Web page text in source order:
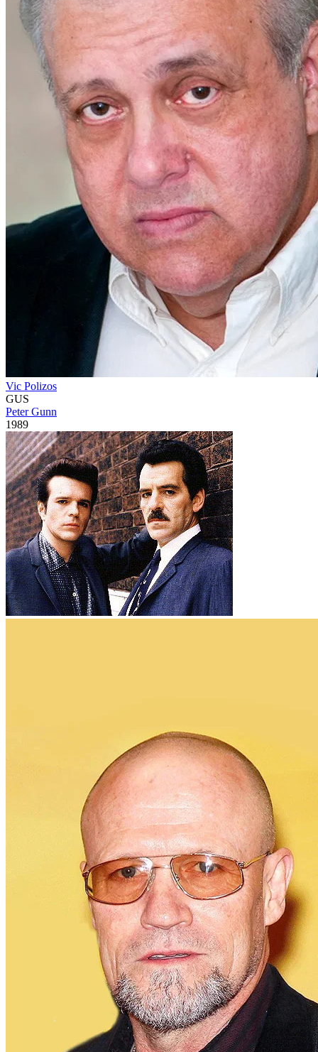
Vic Polizos
GUS
Peter Gunn
1989